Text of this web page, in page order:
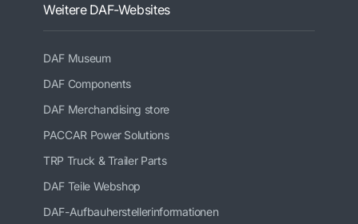
Weitere DAF-Websites
DAF Museum
DAF Components
DAF Merchandising store
PACCAR Power Solutions
TRP Truck & Trailer Parts
DAF Teile Webshop
DAF-Aufbauherstellerinformationen